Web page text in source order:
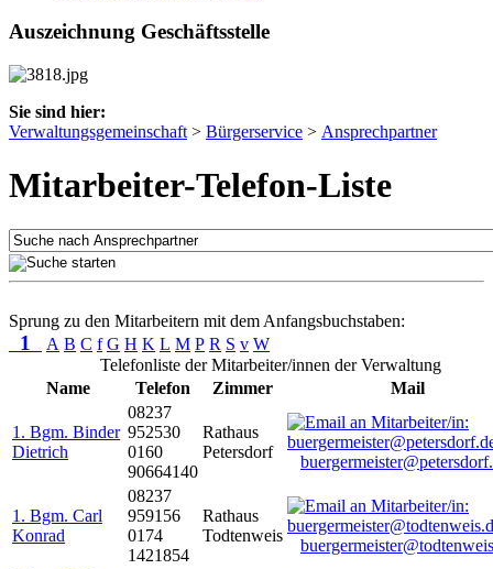
Auszeichnung Geschäftsstelle
Sie sind hier:
Verwaltungsgemeinschaft > Bürgerservice > Ansprechpartner
Mitarbeiter-Telefon-Liste
Sprung zu den Mitarbeitern mit dem Anfangsbuchstaben:
1 A B C f G H K L M P R S v W
Telefonliste der Mitarbeiter/innen der Verwaltung
Name
Telefon Zimmer Mail
1. Bgm. Binder
Dietrich
08237
952530
0160
90664140
Rathaus
Petersdorf
1. Bgm. Carl
Konrad
08237
959156
0174
1421854
Rathaus
Todtenweis